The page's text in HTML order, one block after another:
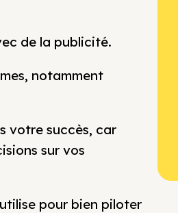
de la publicité.
notamment
votre succès, car
sur vos
pour bien piloter